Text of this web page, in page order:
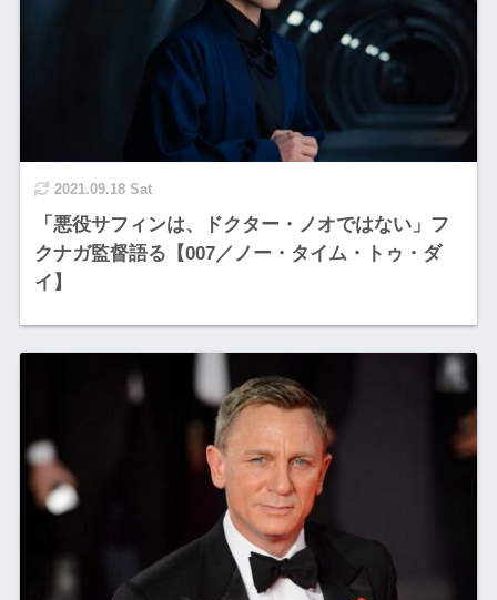
2021.09.18 Sat
「悪役サフィンは、ドクター・ノオではない」フ
クナガ監督語る【007／ノー・タイム・トゥ・ダ
イ】